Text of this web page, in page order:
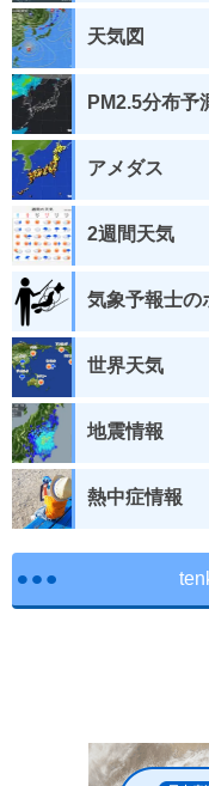
天気図
PM2.5分布予
アメダス
2週間天気
気象予報士の
世界天気
地震情報
熱中症情報